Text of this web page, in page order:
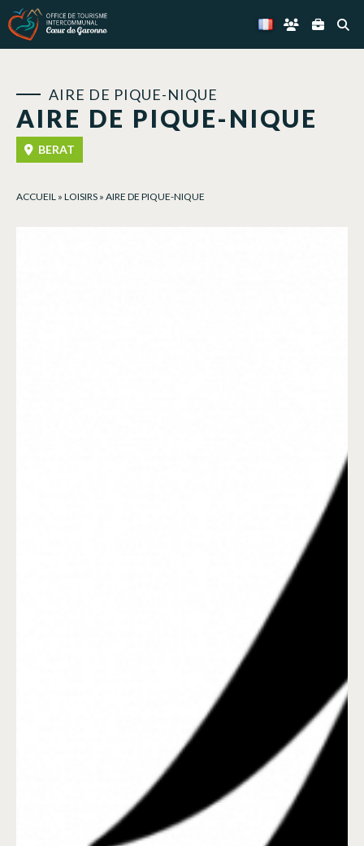
AIRE DE PIQUE-NIQUE
AIRE DE PIQUE-NIQUE
BERAT
ACCUEIL » LOISIRS » AIRE DE PIQUE-NIQUE
Panneau de gestion des cookies